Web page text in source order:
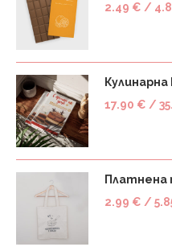
2.49 € /
17.90 € /
Платнена
2.99 € /